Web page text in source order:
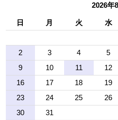
2026年
日 月 火 水
2
3 4 5
9
10 11 12
16
17 18 19
23
24 25 26
30
31